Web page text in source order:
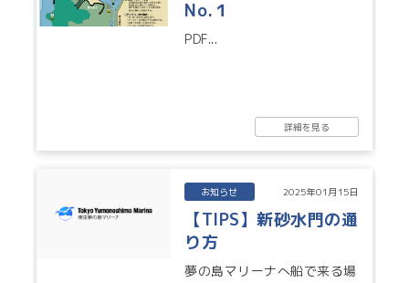
No.１
PDF...
詳細を見る
お知らせ 2025年01月15日
【TIPS】新砂水門の通
り方
夢の島マリーナへ船で来る場